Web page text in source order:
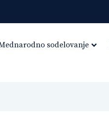
sodelovanje